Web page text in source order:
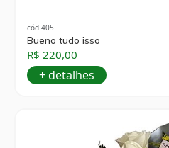
cód 405
Bueno tudo isso
R$ 220,00
+ detalhes